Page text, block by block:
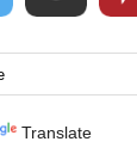
Translate